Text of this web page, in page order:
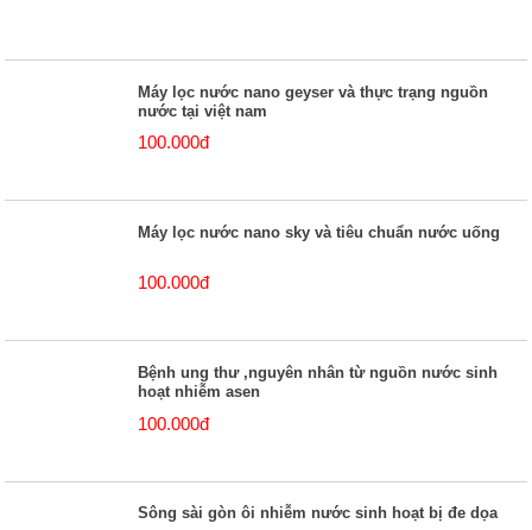
Máy lọc nước nano geyser và thực trạng nguồn
nước tại việt nam
100.000đ
Máy lọc nước nano sky và tiêu chuẩn nước uống
100.000đ
Bệnh ung thư ,nguyên nhân từ nguồn nước sinh
hoạt nhiễm asen
100.000đ
Sông sài gòn ôi nhiễm nước sinh hoạt bị đe dọa